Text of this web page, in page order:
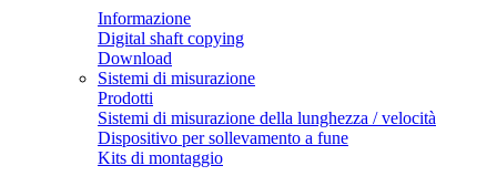
Informazione
Digital shaft copying
Download
Sistemi di misurazione
Prodotti
Sistemi di misurazione della lunghezza / velocità
Dispositivo per sollevamento a fune
Kits di montaggio